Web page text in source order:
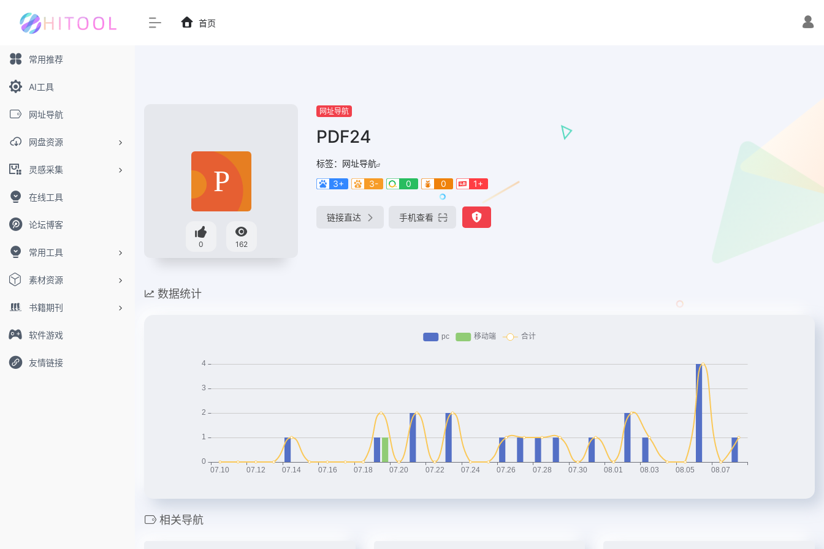
常用推荐
AI工具
网址导航
网盘资源
灵感采集
在线工具
论坛博客
常用工具
素材资源
书籍期刊
软件游戏
友情链接
首页
0 162
网址导航
PDF24
标签： 网址导航
3+
3- 0 0 1+
链接直达 手机查看
数据统计
相关导航